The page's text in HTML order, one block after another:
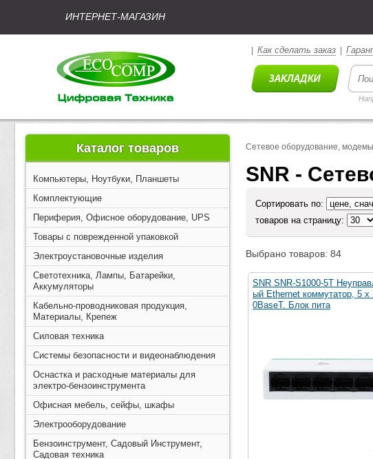
ИНТЕРНЕТ-МАГАЗИН
Как сделать заказ
Каталог товаров
Компьютеры, Ноутбуки, Планшеты
Комплектующие
Периферия, Офисное оборудование, UPS
Товары с поврежденной упаковкой
Электроустановочные изделия
Светотехника, Лампы, Батарейки,
Аккумуляторы
Кабельно-проводниковая продукция,
Материалы, Крепеж
Силовая техника
Системы безопасности и видеонаблюдения
Оснастка и расходные материалы для
электро-бензоинструмента
Офисная мебель, сейфы, шкафы
Электрооборудование
Бензоинструмент, Садовый Инструмент,
Садовая техника
Сетевое оборудование, модемы
SNR -
Сортировать по:
товаров на страницу:
Выбрано товаров: 84
SNR SNR-S1000-5T
ый Ethernet коммутатор, 5 x
0BaseT. Блок пита